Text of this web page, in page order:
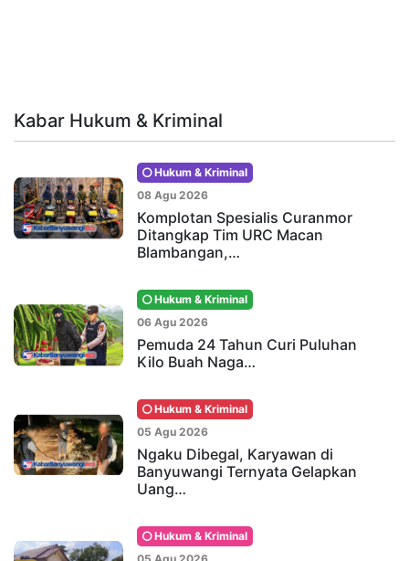
Kabar Hukum & Kriminal
Hukum & Kriminal
08 Agu 2026
Komplotan Spesialis Curanmor
Ditangkap Tim URC Macan
Blambangan,…
Hukum & Kriminal
06 Agu 2026
Pemuda 24 Tahun Curi Puluhan
Kilo Buah Naga…
Hukum & Kriminal
05 Agu 2026
Ngaku Dibegal, Karyawan di
Banyuwangi Ternyata Gelapkan
Uang…
Hukum & Kriminal